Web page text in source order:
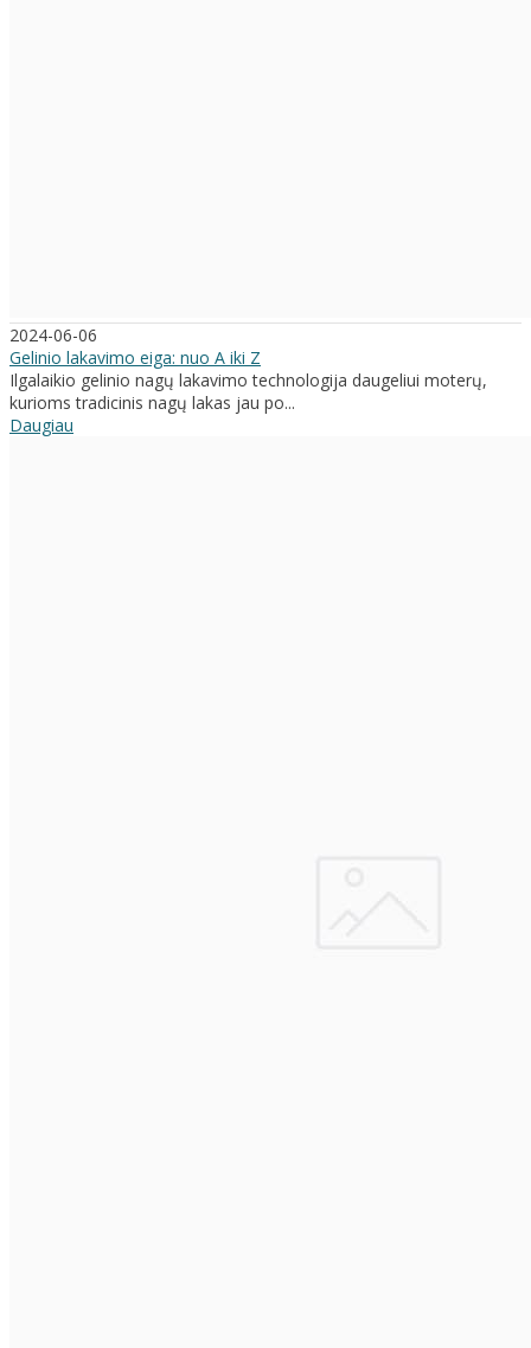
2024-06-06
Gelinio lakavimo eiga: nuo A iki Z
Ilgalaikio gelinio nagų lakavimo technologija daugeliui moterų,
kurioms tradicinis nagų lakas jau po...
Daugiau